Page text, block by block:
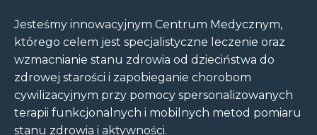
Jesteśmy innowacyjnym Centrum Medycznym,
którego celem jest specjalistyczne leczenie oraz
wzmacnianie stanu zdrowia od dzieciństwa do
zdrowej starości i zapobieganie chorobom
cywilizacyjnym przy pomocy spersonalizowanych
terapii funkcjonalnych i mobilnych metod pomiaru
stanu zdrowia i aktywności.